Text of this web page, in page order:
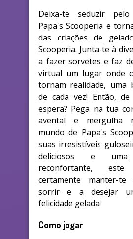
Deixa-te seduzir
Papa's Scooperia e
das criações de
Scooperia. Junta-te à
a fazer sorvetes e faz
virtual um lugar onde
tornam realidade, uma
de cada vez! Então,
espera? Pega na tua
avental e mergulha
mundo de Papa's
suas irresistíveis
deliciosos e uma
reconfortante,
certamente manter-
sorrir e a desejar
felicidade gelada!
Como jogar